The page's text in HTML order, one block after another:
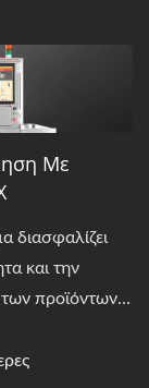
Με
διασφαλίζει
και την
προϊόντων,
0,4 mm και